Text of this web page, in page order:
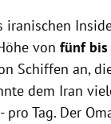
iranischen
von fünf bis
Schiffen an,
dem Iran
Tag. Der